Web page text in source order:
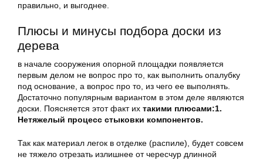
правильно, и выгоднее.
Плюсы и минусы подбора доски из
дерева
в начале сооружения опорной площадки появляется
первым делом не вопрос про то, как выполнить опалубку
под основание, а вопрос про то, из чего ее выполнять.
Достаточно популярным вариантом в этом деле являются
доски. Поясняется этот факт их такими плюсами:1.
Нетяжелый процесс стыковки компонентов.
Так как материал легок в отделке (распиле), будет совсем
не тяжело отрезать излишнее от чересчур длинной